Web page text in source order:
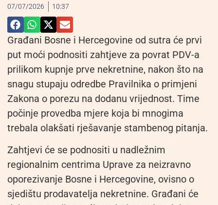
07/07/2026 10:37
Građani Bosne i Hercegovine od sutra će prvi
put moći podnositi zahtjeve za povrat PDV-a
prilikom kupnje prve nekretnine, nakon što na
snagu stupaju odredbe Pravilnika o primjeni
Zakona o porezu na dodanu vrijednost. Time
počinje provedba mjere koja bi mnogima
trebala olakšati rješavanje stambenog pitanja.
Zahtjevi će se podnositi u nadležnim
regionalnim centrima Uprave za neizravno
oporezivanje Bosne i Hercegovine, ovisno o
sjedištu prodavatelja nekretnine. Građani će